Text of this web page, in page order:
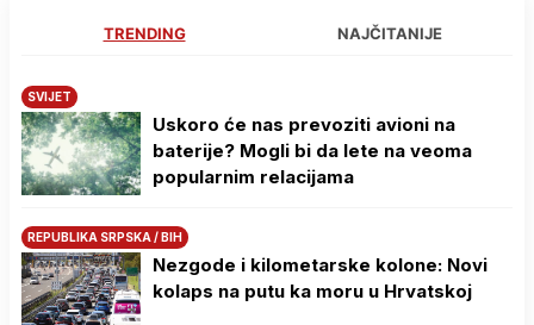
TRENDING NAJČITANIJE
SVIJET
Uskoro će nas prevoziti avioni na
baterije? Mogli bi da lete na veoma
popularnim relacijama
REPUBLIKA SRPSKA / BIH
Nezgode i kilometarske kolone: Novi
kolaps na putu ka moru u Hrvatskoj